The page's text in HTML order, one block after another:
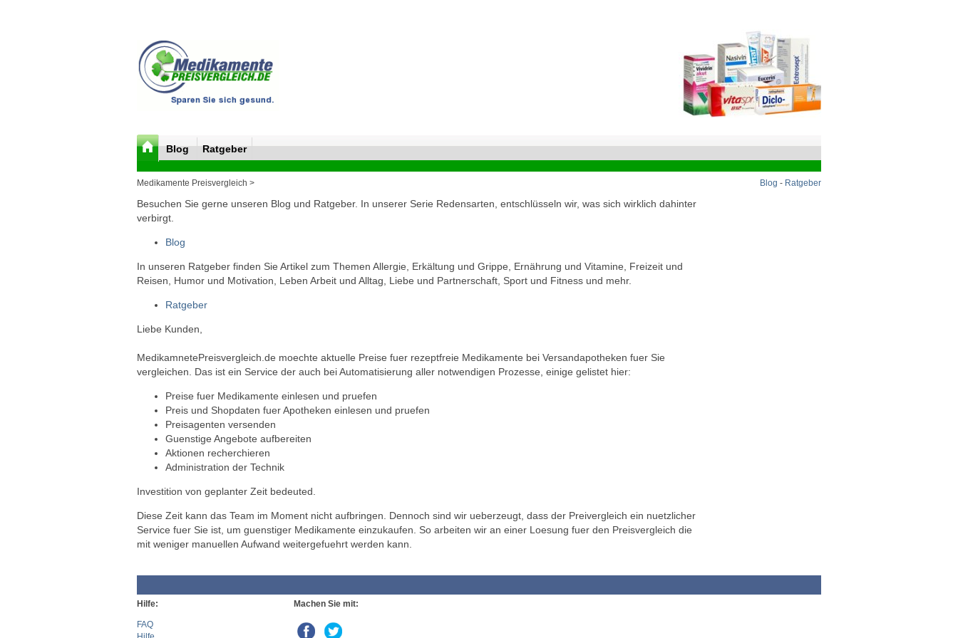
Blog Ratgeber
Medikamente Preisvergleich > Blog - Ratgeber
Besuchen Sie gerne unseren Blog und Ratgeber. In unserer Serie Redensarten, entschlüsseln wir, was sich wirklich dahinter
verbirgt.
Blog
In unseren Ratgeber finden Sie Artikel zum Themen Allergie, Erkältung und Grippe, Ernährung und Vitamine, Freizeit und
Reisen, Humor und Motivation, Leben Arbeit und Alltag, Liebe und Partnerschaft, Sport und Fitness und mehr.
Ratgeber
Liebe Kunden,
MedikamnetePreisvergleich.de moechte aktuelle Preise fuer rezeptfreie Medikamente bei Versandapotheken fuer Sie
vergleichen. Das ist ein Service der auch bei Automatisierung aller notwendigen Prozesse, einige gelistet hier:
Preise fuer Medikamente einlesen und pruefen
Preis und Shopdaten fuer Apotheken einlesen und pruefen
Preisagenten versenden
Guenstige Angebote aufbereiten
Aktionen recherchieren
Administration der Technik
Investition von geplanter Zeit bedeuted.
Diese Zeit kann das Team im Moment nicht aufbringen. Dennoch sind wir ueberzeugt, dass der Preivergleich ein nuetzlicher
Service fuer Sie ist, um guenstiger Medikamente einzukaufen. So arbeiten wir an einer Loesung fuer den Preisvergleich die
mit weniger manuellen Aufwand weitergefuehrt werden kann.
Hilfe:
FAQ
Machen Sie mit: